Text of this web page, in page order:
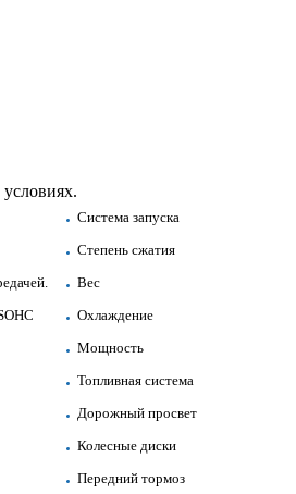
Система запуска
Степень сжатия
Вес
Охлаждение
Мощность
Топливная система
Дорожный просвет
Колесные диски
Передний тормоз